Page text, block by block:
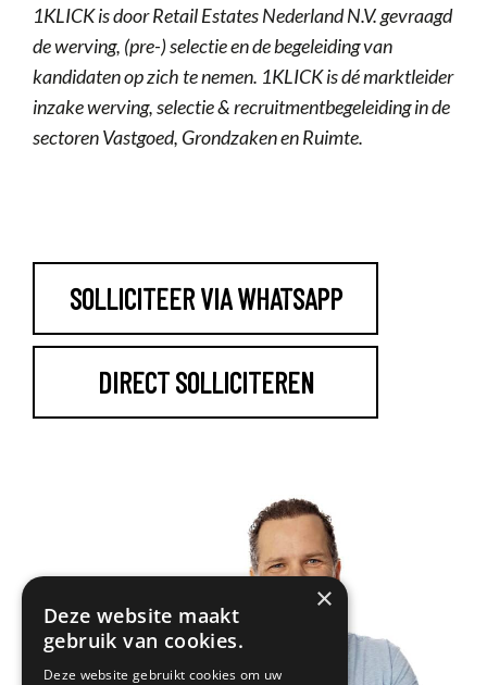
1KLICK is door Retail Estates Nederland N.V. gevraagd
de werving, (pre-) selectie en de begeleiding van
kandidaten op zich te nemen. 1KLICK is dé marktleider
inzake werving, selectie & recruitmentbegeleiding in de
sectoren Vastgoed, Grondzaken en Ruimte.
SOLLICITEER VIA WHATSAPP
DIRECT SOLLICITEREN
×
Deze website maakt
gebruik van cookies.
Deze website gebruikt cookies om uw